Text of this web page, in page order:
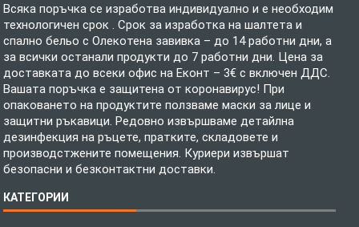
Всяка поръчка се изработва индивидуално и е необходим
технологичен срок . Срок за изработка на шалтета и
спално бельо с Олекотена завивка – до 14 работни дни, а
за всички останали продукти до 7 работни дни. Цена за
доставката до всеки офис на Еконт – 3€ с включен ДДС.
Вашата поръчка е защитена от коронавирус! При
опаковането на продуктите ползваме маски за лице и
защитни ръкавици. Редовно извършваме детайлна
дезинфекция на ръцете, пратките, складовете и
производстжените помещения. Куриери извършат
безопасни и безконтактни доставки.
КАТЕГОРИИ